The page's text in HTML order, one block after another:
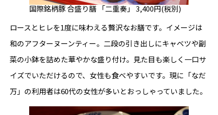
国際銘柄豚 合盛り膳 「二重奏」 3,400円(税別)
ロースとヒレを1度に味わえる贅沢なお膳です。イメージは
和のアフターヌーンティー。二段の引き出しにキャベツや副
菜の小鉢を詰めた華やかな盛り付け。見た目も楽しく一口サ
イズでいただけるので、女性も食べやすいです。現に「なだ
万」の利用者は60代の女性が多いとおっしゃっていました。